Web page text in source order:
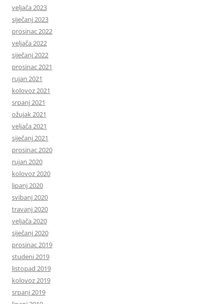
veljača 2023
siječanj 2023
prosinac 2022
veljača 2022
siječanj 2022
prosinac 2021
rujan 2021
kolovoz 2021
srpanj 2021
ožujak 2021
veljača 2021
siječanj 2021
prosinac 2020
rujan 2020
kolovoz 2020
lipanj 2020
svibanj 2020
travanj 2020
veljača 2020
siječanj 2020
prosinac 2019
studeni 2019
listopad 2019
kolovoz 2019
srpanj 2019